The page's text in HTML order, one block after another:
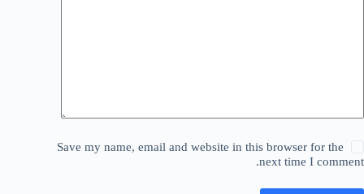
Save my name, email and website in this browser for the
next time I comment.